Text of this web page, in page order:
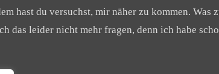
hast du versuchst, mir näher zu kommen. Was
das leider nicht mehr fragen, denn ich habe